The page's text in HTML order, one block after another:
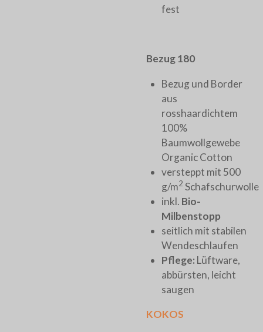
fest
Bezug 180
Bezug und Border
aus
rosshaardichtem
100%
Baumwollgewebe
Organic Cotton
versteppt mit 500
g/m2 Schafschurwolle
inkl. Bio-
Milbenstopp
seitlich mit stabilen
Wendeschlaufen
Pflege: Lüftware,
abbürsten, leicht
saugen
KOKOS